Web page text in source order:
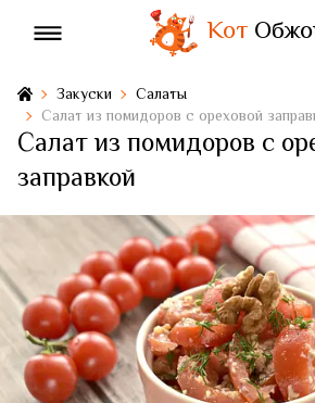
Кот
Закуски
Салаты
Салат из помидоров с ореховой
Салат из помидоров с
заправкой